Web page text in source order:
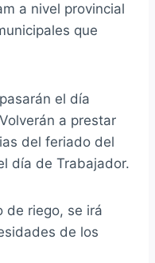
a nivel provincial
que
el día
a prestar
del feriado del
día de Trabajador.
de riego, se irá
de los